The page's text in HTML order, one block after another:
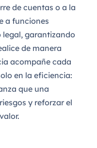
de cuentas o a la
a funciones
legal, garantizando
de manera
acompañe cada
en la eficiencia:
que una
y reforzar el